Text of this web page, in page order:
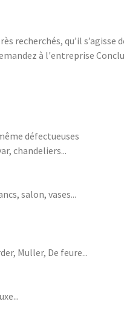
recherchés, qu’il
à l'entreprise
défectueuses
chandeliers...
salon, vases...
Muller, De feure...